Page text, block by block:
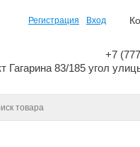
Регистрация Вход
+7
Гагарина 83/185 угол